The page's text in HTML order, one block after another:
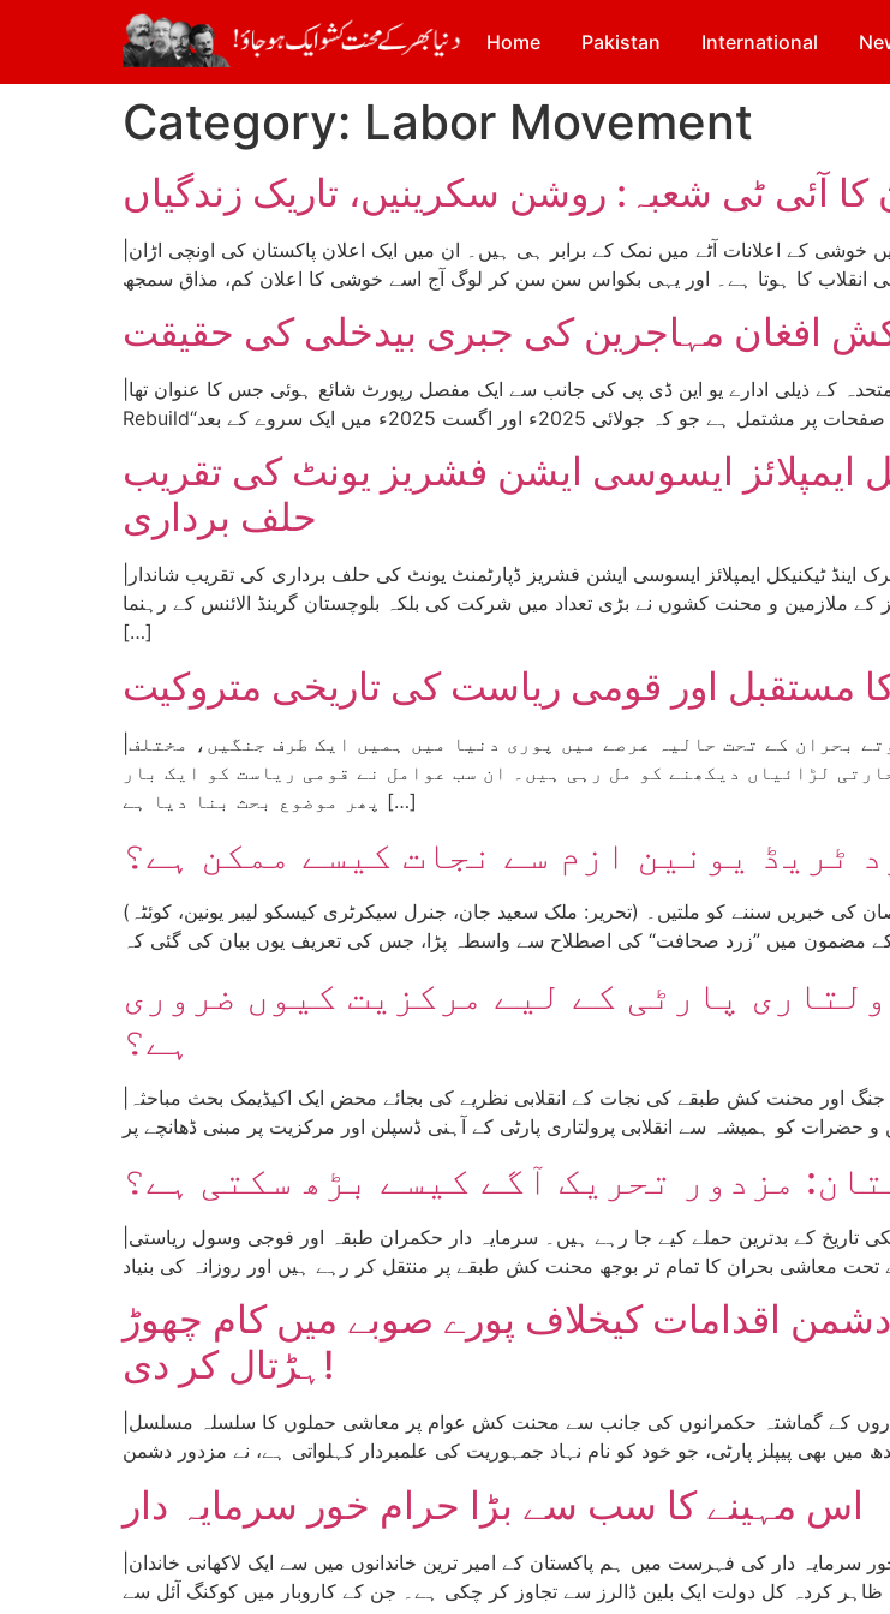
Home Pakistan International
Category: Labor Movement
کا آئی ٹی شعبہ: روشن سکرینیں، تاریک زندگیاں
افغان مہاجرین کی جبری بیدخلی کی حقیقت
ایمپلائز ایسوسی ایشن فشریز یونٹ کی تقریب
حلف برداری
و محنت کشوں نے بڑی تعداد میں شرکت کی بلکہ بلوچستان گرینڈ الائنس کے رہنما
[…]
مستقبل اور قومی ریاست کی تاریخی متروکیت
لڑائیاں دیکھنے کو مل رہی ہیں۔ ان سب عوامل نے قومی ریاست کو ایک بار
پھر موضوع بحث بنا دیا ہے […]
ٹریڈ یونین ازم سے نجات کیسے ممکن ہے؟
(تحریر: ملک سعید جان، جنرل سیکرٹری کیسکو لیبر یونین، کوئٹہ) بچپن میں جب گندم کی فصل کو زردی کی بیماری لگتی تو فصل کے نقصان کی خبریں سننے کو ملتیں۔
پارٹی کے لیے مرکزیت کیوں ضروری
ہے؟
مزدور تحریک آگے کیسے بڑھ سکتی ہے؟
اقدامات کیخلاف پورے صوبے میں کام چھوڑ
ہڑتال کر دی!
اس مہینے کا سب سے بڑا حرام خور سرمایہ دار